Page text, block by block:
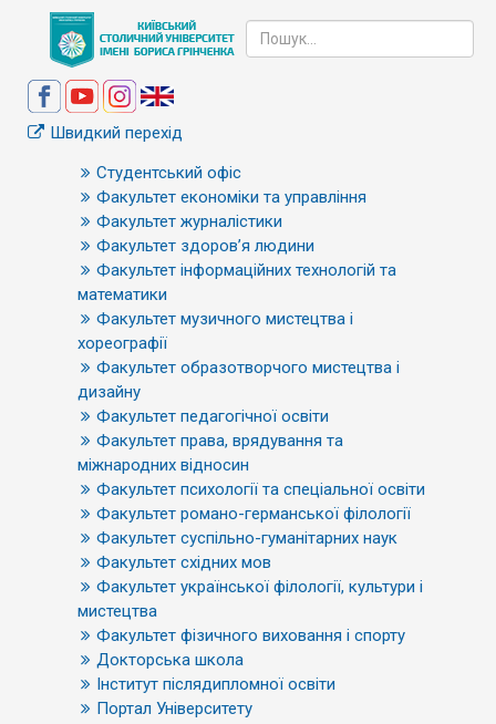
Швидкий перехід
Студентський офіс
Факультет економіки та управління
Факультет журналістики
Факультет здоров’я людини
Факультет інформаційних технологій та
математики
Факультет музичного мистецтва і
хореографії
Факультет образотворчого мистецтва і
дизайну
Факультет педагогічної освіти
Факультет права, врядування та
міжнародних відносин
Факультет психології та спеціальної освіти
Факультет романо-германської філології
Факультет суспільно-гуманітарних наук
Факультет східних мов
Факультет української філології, культури і
мистецтва
Факультет фізичного виховання і спорту
Докторська школа
Інститут післядипломної освіти
Портал Університету